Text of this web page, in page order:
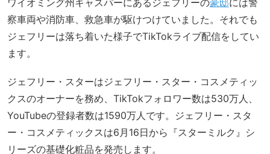
ワイオミング州キャスパーにあるジェフリーの豪邸には警
察車両や消防車、救急車が駆けつけていました。それでも
ジェフリーは落ち着いた様子でTikTokライブ配信をしてい
ます。
ジェフリー・スターはジェフリー・スター・コスメティッ
クスのオーナーを務め、TikTokフォロワー数は530万人、
YouTubeの登録者数は1590万人です。ジェフリー・スタ
ー・コスメティックスは6月16日から『スターミルク』シ
リーズの基礎化粧品を発売します。